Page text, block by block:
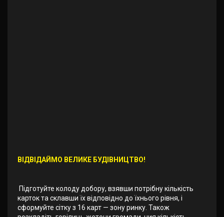
ВІДВІДАЙМО ВЕЛИКЕ БУДІВНИЦТВО!
Підготуйте колоду добору, взявши потрібну кількість
карток та склавши їх відповідно до їхнього рівня, і
сформуйте сітку з 16 карт — зону ринку. Також